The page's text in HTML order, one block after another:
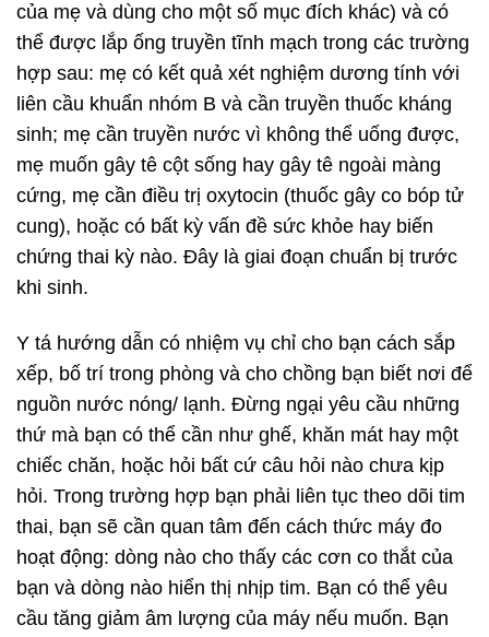
của mẹ và dùng cho một số mục đích khác) và có
thể được lắp ống truyền tĩnh mạch trong các trường
hợp sau: mẹ có kết quả xét nghiệm dương tính với
liên cầu khuẩn nhóm B và cần truyền thuốc kháng
sinh; mẹ cần truyền nước vì không thể uống được,
mẹ muốn gây tê cột sống hay gây tê ngoài màng
cứng, mẹ cần điều trị oxytocin (thuốc gây co bóp tử
cung), hoặc có bất kỳ vấn đề sức khỏe hay biến
chứng thai kỳ nào. Đây là giai đoạn chuẩn bị trước
khi sinh.
Y tá hướng dẫn có nhiệm vụ chỉ cho bạn cách sắp
xếp, bố trí trong phòng và cho chồng bạn biết nơi để
nguồn nước nóng/ lạnh. Đừng ngại yêu cầu những
thứ mà bạn có thể cần như ghế, khăn mát hay một
chiếc chăn, hoặc hỏi bất cứ câu hỏi nào chưa kịp
hỏi. Trong trường hợp bạn phải liên tục theo dõi tim
thai, bạn sẽ cần quan tâm đến cách thức máy đo
hoạt động: dòng nào cho thấy các cơn co thắt của
bạn và dòng nào hiển thị nhịp tim. Bạn có thể yêu
cầu tăng giảm âm lượng của máy nếu muốn. Bạn